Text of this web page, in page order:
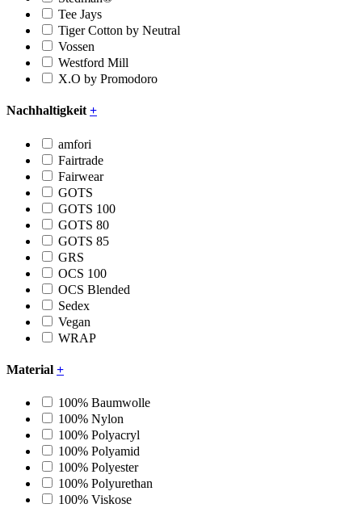
Tee Jays
Tiger Cotton by Neutral
Vossen
Westford Mill
X.O by Promodoro
Nachhaltigkeit +
amfori
Fairtrade
Fairwear
GOTS
GOTS 100
GOTS 80
GOTS 85
GRS
OCS 100
OCS Blended
Sedex
Vegan
WRAP
Material +
100% Baumwolle
100% Nylon
100% Polyacryl
100% Polyamid
100% Polyester
100% Polyurethan
100% Viskose